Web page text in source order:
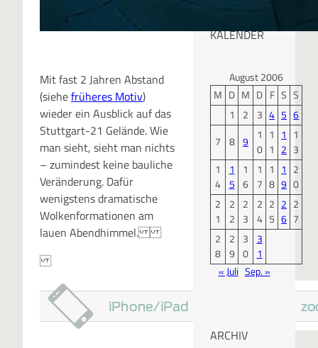
Mit fast 2 Jahren Abstand
(siehefrüheres Motiv)
wieder ein Ausblick auf das
Stuttgart-21 Gelände. Wie
man sieht, sieht man nichts
– zumindest keine bauliche
Veränderung. Dafür
wenigstens dramatische
Wolkenformationen am
lauen Abendhimmel.
KALENDER
August 2006
M D M D F S S
1
2 3 4 5 6
7 8 9 1
0
1
1
1
2
1
3
1
4
1
5
1
6
1
7
1
8
1
9
2
0
2
1
2
2
2
3
2
4
2
5
2
6
2
7
2
8
2
9
3
0
3
1
« Juli Sep. »
ARCHIV